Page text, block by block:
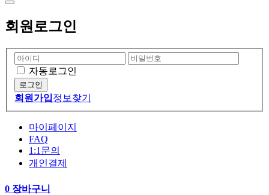
회원로그인
자동로그인
회원가입정보찾기
마이페이지
FAQ
1:1문의
개인결제
0 장바구니